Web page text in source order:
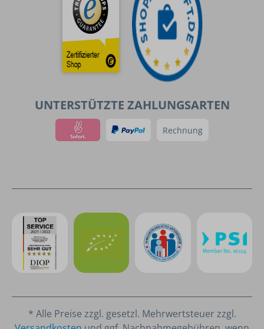
UNTERSTÜTZTE ZAHLUNGSARTEN
Rechnung
* Alle Preise zzgl. gesetzl. Mehrwertsteuer zzgl.